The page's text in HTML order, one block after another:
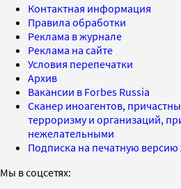
Контактная информация
Правила обработки
Реклама в журнале
Реклама на сайте
Условия перепечатки
Архив
Вакансии в Forbes Russia
Сканер иноагентов,
терроризму и организаций,
нежелательными
Подписка на печатную
Мы в соцсетях: